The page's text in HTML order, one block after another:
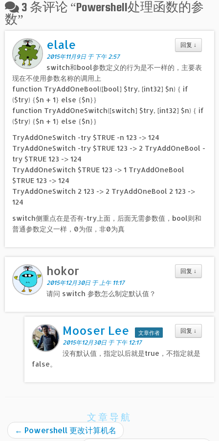
3 条评论 “Powershell处理函数的参
数”
回复 ↓
elale
2015年11月9日 于 下午 2:57
switch和bool参数定义的行为是不一样的，主要表
现在不使用参数名称的调用上
function TryAddOneBool([bool] $try, [int32] $n) { if
($try) {$n + 1} else {$n}}
function TryAddOneSwitch([switch] $try, [int32] $n) { if
($try) {$n + 1} else {$n}}
TryAddOneSwitch -try $TRUE -n 123 -> 124
TryAddOneSwitch -try $TRUE 123 -> 2 TryAddOneBool -
try $TRUE 123 -> 124
TryAddOneSwitch $TRUE 123 -> 1 TryAddOneBool
$TRUE 123 -> 124
TryAddOneSwitch 2 123 -> 2 TryAddOneBool 2 123 ->
124
switch侧重点在是否有-try上面，后面无需参数值，bool则和
普通参数定义一样，0为假，非0为真
回复 ↓
hokor
2015年12月30日 于 上午 11:17
请问 switch 参数怎么制定默认值？
回复 ↓
Mooser Lee
文章作者
2015年12月30日 于 下午 12:17
没有默认值，指定以后就是true，不指定就是
false。
文章导航
← Powershell 更改计算机名